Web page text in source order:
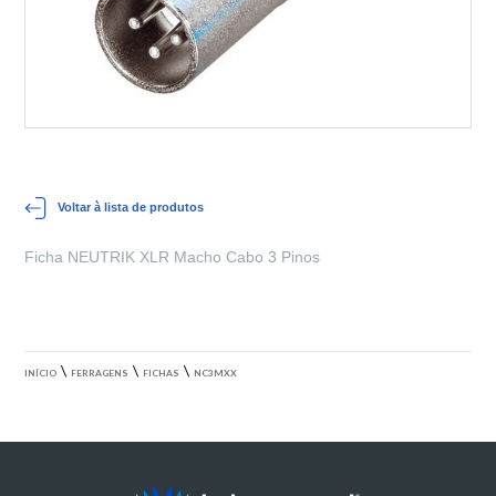
Voltar à lista de produtos
Ficha NEUTRIK XLR Macho Cabo 3 Pinos
INÍCIO \ FERRAGENS \ FICHAS \ NC3MXX